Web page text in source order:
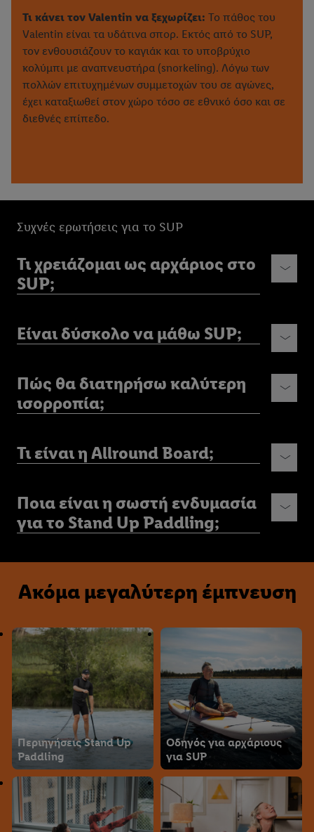
Τι κάνει τον Valentin να ξεχωρίζει: Το πάθος του
Valentin είναι τα υδάτινα σπορ. Εκτός από το SUP,
τον ενθουσιάζουν το καγιάκ και το υποβρύχιο
κολύμπι με αναπνευστήρα (snorkeling). Λόγω των
πολλών επιτυχημένων συμμετοχών του σε αγώνες,
έχει καταξιωθεί στον χώρο τόσο σε εθνικό όσο και σε
διεθνές επίπεδο.
Συχνές ερωτήσεις για το SUP
Τι χρειάζομαι ως αρχάριος στο
SUP;
Είναι δύσκολο να μάθω SUP;
Πώς θα διατηρήσω καλύτερη
ισορροπία;
Τι είναι η Allround Board;
Ποια είναι η σωστή ενδυμασία
για το Stand Up Paddling;
Ακόμα μεγαλύτερη έμπνευση
Περιηγήσεις Stand Up
Paddling
Οδηγός για αρχάριους
για SUP